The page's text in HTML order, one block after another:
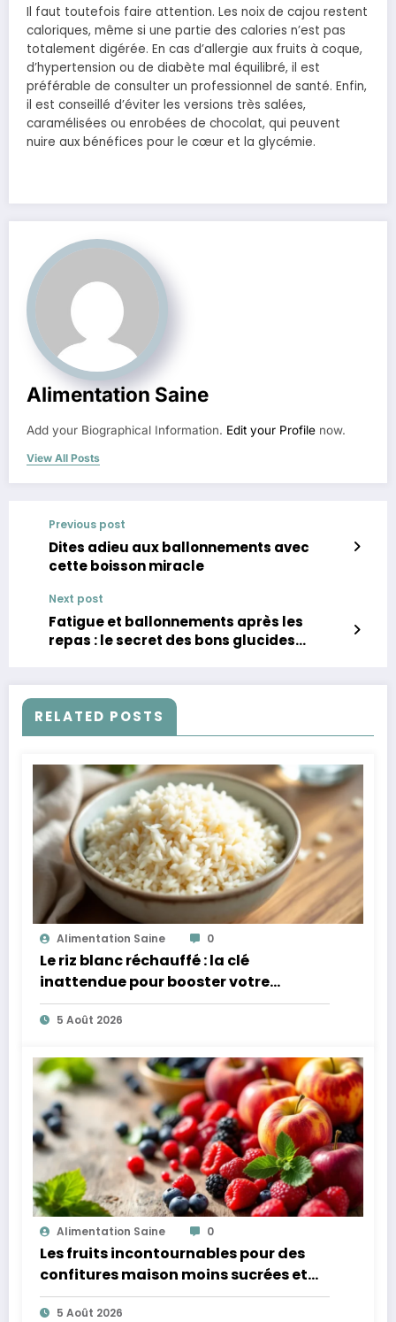
Il faut toutefois faire attention. Les noix de cajou restent
caloriques, même si une partie des calories n’est pas
totalement digérée. En cas d’allergie aux fruits à coque,
d’hypertension ou de diabète mal équilibré, il est
préférable de consulter un professionnel de santé. Enfin,
il est conseillé d’éviter les versions très salées,
caramélisées ou enrobées de chocolat, qui peuvent
nuire aux bénéfices pour le cœur et la glycémie.
Alimentation Saine
Add your Biographical Information. Edit your Profile now.
View All Posts
Previous post
Dites adieu aux ballonnements avec
cette boisson miracle
Next post
Fatigue et ballonnements après les
repas : le secret des bons glucides
RELATED POSTS
Alimentation Saine 0
Le riz blanc réchauffé : la clé
inattendue pour booster votre
microbiote
5 Août 2026
Alimentation Saine 0
Les fruits incontournables pour des
confitures maison moins sucrées et
plus légères
5 Août 2026